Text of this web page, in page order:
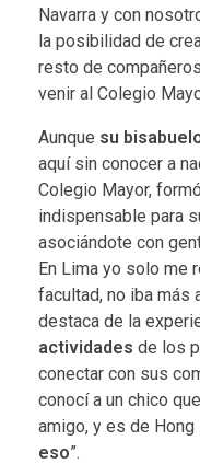
Navarra y con
la posibilidad de
resto de
venir al Colegio
Aunque su
aquí sin conocer a
Colegio Mayor,
indispensable para
asociándote con
En Lima yo solo me
facultad, no iba más
destaca de la
actividades de los
conectar con sus
conocí a un chico
amigo, y es de Hong
eso”.